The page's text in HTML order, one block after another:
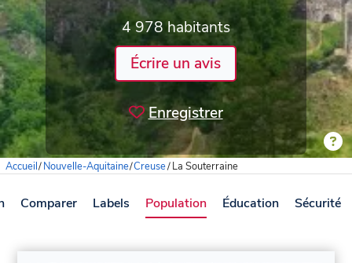
4 978 habitants
Écrire un avis
Enregistrer
Accueil/Nouvelle-Aquitaine/Creuse/La Souterraine
Comparer Labels Population Éducation Sécurité